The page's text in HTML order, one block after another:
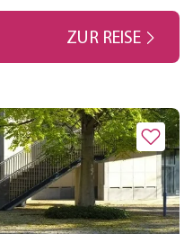
ZUR REISE